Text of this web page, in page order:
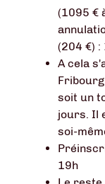
(1095 €
(204 €) :
A cela
soit un
jours. Il
soi-
19h